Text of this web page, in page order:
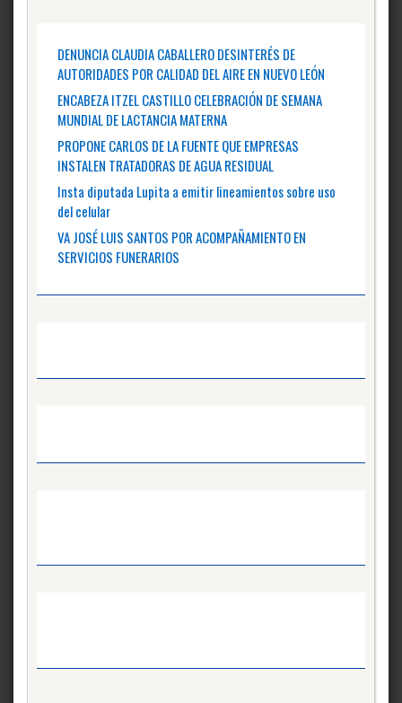
DENUNCIA CLAUDIA CABALLERO DESINTERÉS DE
AUTORIDADES POR CALIDAD DEL AIRE EN NUEVO LEÓN
ENCABEZA ITZEL CASTILLO CELEBRACIÓN DE SEMANA
MUNDIAL DE LACTANCIA MATERNA
PROPONE CARLOS DE LA FUENTE QUE EMPRESAS
INSTALEN TRATADORAS DE AGUA RESIDUAL
Insta diputada Lupita a emitir lineamientos sobre uso
del celular
VA JOSÉ LUIS SANTOS POR ACOMPAÑAMIENTO EN
SERVICIOS FUNERARIOS